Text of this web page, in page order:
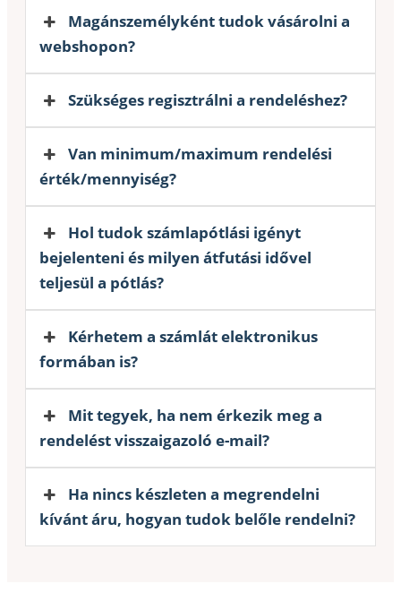
Magánszemélyként tudok vásárolni a
webshopon?
Szükséges regisztrálni a rendeléshez?
Van minimum/maximum rendelési
érték/mennyiség?
Hol tudok számlapótlási igényt
bejelenteni és milyen átfutási idővel
teljesül a pótlás?
Kérhetem a számlát elektronikus
formában is?
Mit tegyek, ha nem érkezik meg a
rendelést visszaigazoló e-mail?
Ha nincs készleten a megrendelni
kívánt áru, hogyan tudok belőle rendelni?